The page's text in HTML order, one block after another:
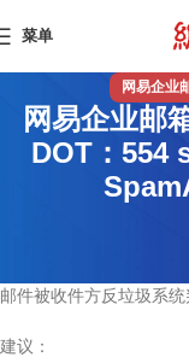
菜单
网易企业
网易企业邮
DOT：554
邮件被收件方反垃圾系
建议：